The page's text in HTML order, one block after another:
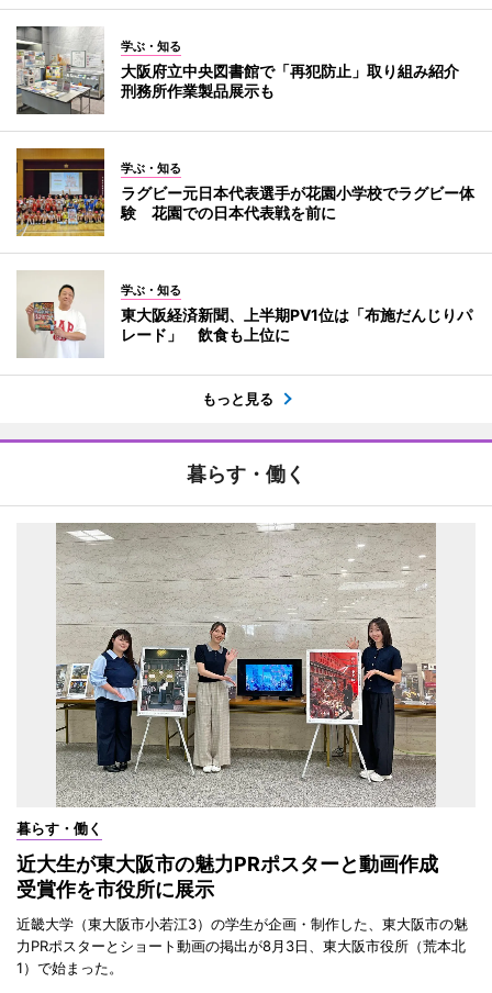
学ぶ・知る
大阪府立中央図書館で「再犯防止」取り組み紹介
刑務所作業製品展示も
学ぶ・知る
ラグビー元日本代表選手が花園小学校でラグビー体
験 花園での日本代表戦を前に
学ぶ・知る
東大阪経済新聞、上半期PV1位は「布施だんじりパ
レード」 飲食も上位に
もっと見る
暮らす・働く
暮らす・働く
近大生が東大阪市の魅力PRポスターと動画作成
受賞作を市役所に展示
近畿大学（東大阪市小若江3）の学生が企画・制作した、東大阪市の魅
力PRポスターとショート動画の掲出が8月3日、東大阪市役所（荒本北
1）で始まった。